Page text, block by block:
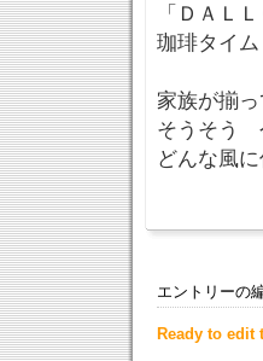
「ＤＡＬ
珈琲タイム
家族が揃
そうそう
どんな風
エントリーの
Ready to edit